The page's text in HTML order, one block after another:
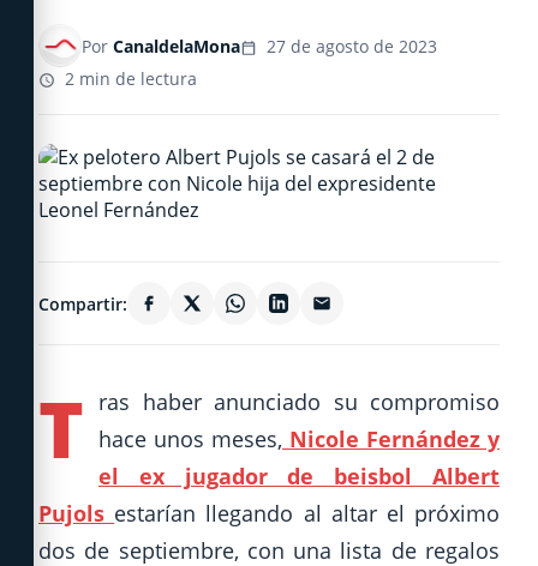
Por CanaldelaMona
27 de agosto de 2023
2 min de lectura
Compartir:
T ras haber anunciado su compromiso
hace unos meses, Nicole Fernández y
el ex jugador de beisbol Albert
Pujols estarían llegando al altar el próximo
dos de septiembre, con una lista de regalos